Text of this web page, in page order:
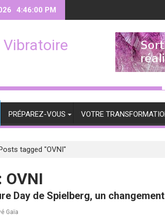
4:46:00 PM
PRÉPAREZ-VOUS VOTRE
tagged "OVNI"
OVNI
Day de Spielberg, un
Gaïa